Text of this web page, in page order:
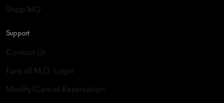
Shop MO
Support
Contact Us
Fans of M.O. Login
Modify/Cancel Reservation